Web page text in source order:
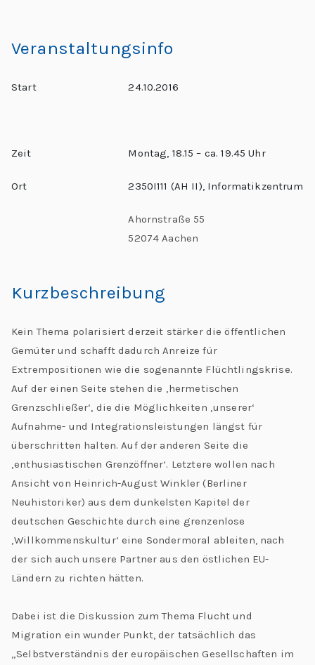
d
g
l
al
h
e
s
Veranstaltungsinfo
Start 24.10.2016
Zeit Montag, 18.15 – ca. 19.45 Uhr
Ort 2350I111 (AH II), Informatikzentrum
Ahornstraße 55
52074 Aachen
Kurzbeschreibung
Kein Thema polarisiert derzeit stärker die öffentlichen
Gemüter und schafft dadurch Anreize für
Extrempositionen wie die sogenannte Flüchtlingskrise.
Auf der einen Seite stehen die ‚hermetischen
Grenzschließer‘, die die Möglichkeiten ‚unserer‘
Aufnahme- und Integrationsleistungen längst für
überschritten halten. Auf der anderen Seite die
‚enthusiastischen Grenzöffner‘. Letztere wollen nach
Ansicht von Heinrich-August Winkler (Berliner
Neuhistoriker) aus dem dunkelsten Kapitel der
deutschen Geschichte durch eine grenzenlose
‚Willkommenskultur‘ eine Sondermoral ableiten, nach
der sich auch unsere Partner aus den östlichen EU-
Ländern zu richten hätten.
Dabei ist die Diskussion zum Thema Flucht und
Migration ein wunder Punkt, der tatsächlich das
„Selbstverständnis der europäischen Gesellschaften im